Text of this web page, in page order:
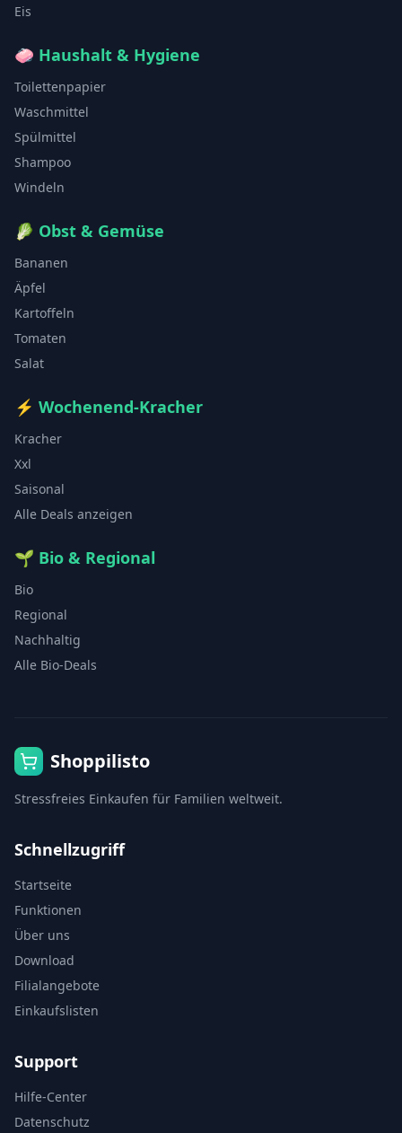
Eis
🧼 Haushalt & Hygiene
Toilettenpapier
Waschmittel
Spülmittel
Shampoo
Windeln
🥬 Obst & Gemüse
Bananen
Äpfel
Kartoffeln
Tomaten
Salat
⚡ Wochenend-Kracher
Kracher
Xxl
Saisonal
Alle Deals anzeigen
🌱 Bio & Regional
Bio
Regional
Nachhaltig
Alle Bio-Deals
Shoppilisto
Stressfreies Einkaufen für Familien weltweit.
Schnellzugriff
Startseite
Funktionen
Über uns
Download
Filialangebote
Einkaufslisten
Support
Hilfe-Center
Datenschutz